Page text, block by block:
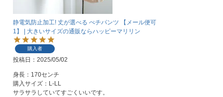
静電気防止加工! 丈が選べる ぺチパンツ 【メール便可
1】 | 大きいサイズの通販ならハッピーマリリン
購入者
投稿日 2025/05/02
身長：170センチ
購入サイズ：L-LL
サラサラしていてすごくいいです。